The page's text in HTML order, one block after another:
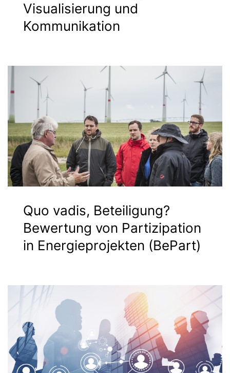
Visualisierung und
Kommunikation
Quo vadis, Beteiligung?
Bewertung von Partizipation
in Energieprojekten (BePart)